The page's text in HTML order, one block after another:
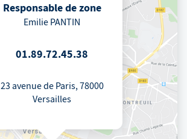
Responsable de zone
Emilie PANTIN
01.89.72.45.38
23 avenue de Paris, 78000
Versailles